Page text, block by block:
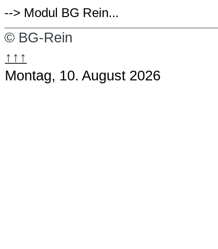
--> Modul BG Rein...
© BG-Rein
↑↑↑
Montag, 10. August 2026